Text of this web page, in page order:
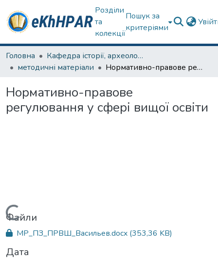
Розділи
та
колекції
Пошук за
критеріями
Головна
Кафедра історії, археології та гуманітарних наук
методичні матеріали
Нормативно-правове регулювання у сфері вищої освіти
Нормативно-правове
регулювання у сфері вищої освіти
Вантажиться...
Файли
МР_ПЗ_ПРВШ_Васильев.docx (353,36 KB)
Дата